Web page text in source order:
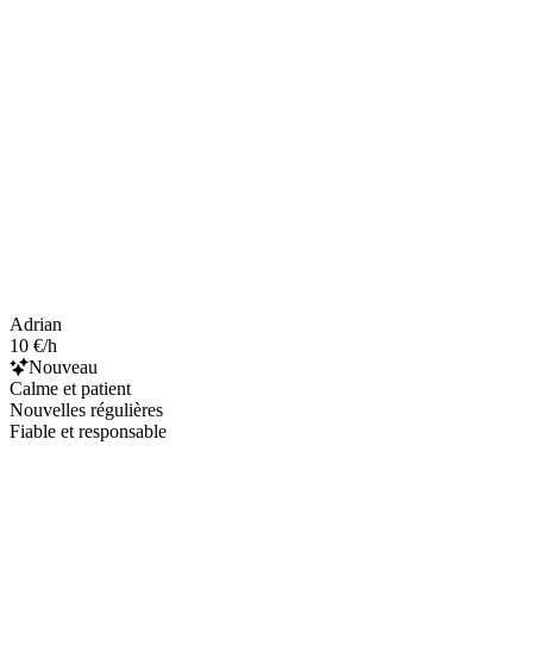
Adrian
10 €/h
Nouveau
Calme et patient
Nouvelles régulières
Fiable et responsable